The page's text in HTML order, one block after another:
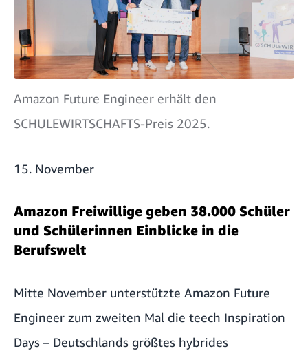
Amazon Future Engineer erhält den
SCHULEWIRTSCHAFTS-Preis 2025.
15. November
Amazon Freiwillige geben 38.000 Schüler
und Schülerinnen Einblicke in die
Berufswelt
Mitte November unterstützte Amazon Future
Engineer zum zweiten Mal die teech Inspiration
Days – Deutschlands größtes hybrides